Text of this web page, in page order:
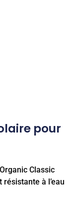
pour
Classic
à l’eau